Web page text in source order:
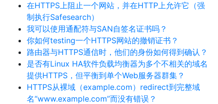
在HTTPS上阻止一个网站，并在HTTP上允许它（强
制执行Safesearch）
我可以使用通配符与SAN自签名证书吗？
你如何testing一个HTTPS网站的撤销证书？
路由器与HTTPS通信时，他们的身份如何得到确认？
是否有Linux HA软件负载均衡器为多个不相关的域名
提供HTTPS，但平衡到单个Web服务器群集？
HTTPS从裸域（example.com）redirect到完整域
名“www.example.com”而没有错误？